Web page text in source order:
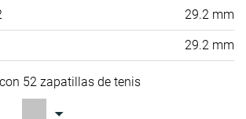
29.2 mm
29.2 mm
52 zapatillas de tenis